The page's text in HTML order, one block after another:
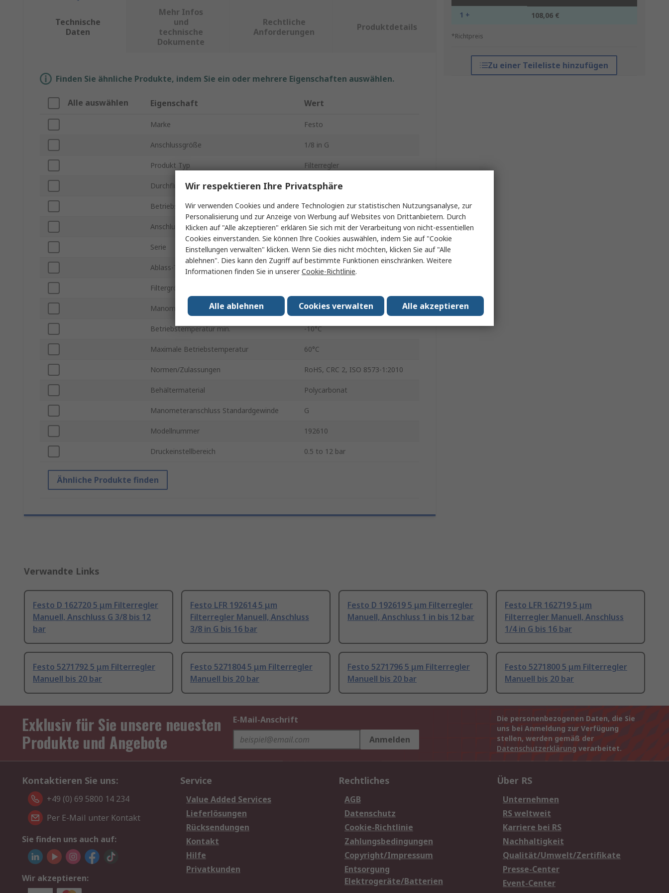
1 + 108,06 €
*Richtpreis
Zu einer Teileliste hinzufügen
Technische
Daten
Mehr Infos
und
technische
Dokumente
Rechtliche
Anforderungen
Produktdetails
Finden Sie ähnliche Produkte, indem Sie ein oder mehrere Eigenschaften auswählen.
Alle auswählen Eigenschaft Wert
Marke Festo
Anschlussgröße 1/8 in G
Produkt Typ Filterregler
Durchflussrate max. 650l/min
Betriebsdruck max. 12 bar
Anschluss - Gewindestandard G
Serie D
Ablass-Typ Manuell
Filtergröße
Manometeranschluss Größe Prepared For G1/8
Betriebstemperatur min. -10°C
Maximale Betriebstemperatur 60°C
Normen/Zulassungen RoHS, CRC 2, ISO 8573-1:2010
Behältermaterial Polycarbonat
Manometeranschluss Standardgewinde G
Modellnummer 192610
Druckeinstellbereich 0.5 to 12 bar
Ähnliche Produkte finden
Verwandte Links
Festo D 162720 5 μm Filterregler
Manuell, Anschluss G 3/8 bis 12
bar
Festo LFR 192614 5 μm
Filterregler Manuell, Anschluss
3/8 in G bis 16 bar
Festo D 192619 5 μm Filterregler
Manuell, Anschluss 1 in bis 12 bar
Festo LFR 162719 5 μm
Filterregler Manuell, Anschluss
1/4 in G bis 16 bar
Festo 5271792 5 μm Filterregler
Manuell bis 20 bar
Festo 5271804 5 μm Filterregler
Manuell bis 20 bar
Festo 5271796 5 μm Filterregler
Manuell bis 20 bar
Festo 5271800 5 μm Filterregler
Manuell bis 20 bar
Exklusiv für Sie unsere neuesten
Produkte und Angebote
E-Mail-Anschrift
Anmelden
Die personenbezogenen Daten, die Sie
uns bei Anmeldung zur Verfügung
stellen, werden gemäß der
Datenschutzerklärung verarbeitet.
Kontaktieren Sie uns:
+49 (0) 69 5800 14 234
Per E-Mail unter Kontakt
Sie finden uns auch auf:
Wir akzeptieren:
Service
Value Added Services
Lieferlösungen
Rücksendungen
Kontakt
Hilfe
Privatkunden
Rechtliches
AGB
Datenschutz
Cookie-Richtlinie
Zahlungsbedingungen
Copyright/Impressum
Entsorgung
Elektrogeräte/Batterien
Über RS
Unternehmen
RS weltweit
Karriere bei RS
Nachhaltigkeit
Qualität/Umwelt/Zertifikate
Presse-Center
Event-Center
Wir respektieren Ihre Privatsphäre
Wir verwenden Cookies und andere Technologien zur statistischen Nutzungsanalyse, zur
Personalisierung und zur Anzeige von Werbung auf Websites von Drittanbietern. Durch
Klicken auf "Alle akzeptieren" erklären Sie sich mit der Verarbeitung von nicht-essentiellen
Cookies einverstanden. Sie können Ihre Cookies auswählen, indem Sie auf "Cookie
Einstellungen verwalten" klicken. Wenn Sie dies nicht möchten, klicken Sie auf "Alle
ablehnen". Dies kann den Zugriff auf bestimmte Funktionen einschränken. Weitere
Informationen finden Sie in unsererCookie-Richtlinie.
Alle akzeptieren
Cookies verwalten
Alle ablehnen